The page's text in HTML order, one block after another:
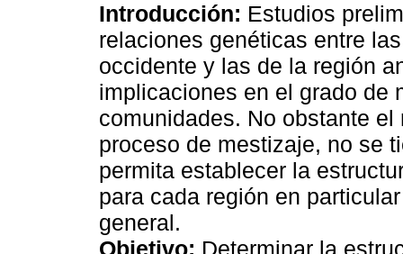
Introducción: Estudios
relaciones genéticas entre
occidente y las de la región
implicaciones en el grado de
comunidades. No obstante
proceso de mestizaje, no se
permita establecer la
para cada región en
general.
Objetivo: Determinar la